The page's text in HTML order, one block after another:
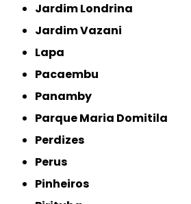
Jardim Londrina
Jardim Vazani
Lapa
Pacaembu
Panamby
Parque Maria Domitila
Perdizes
Perus
Pinheiros